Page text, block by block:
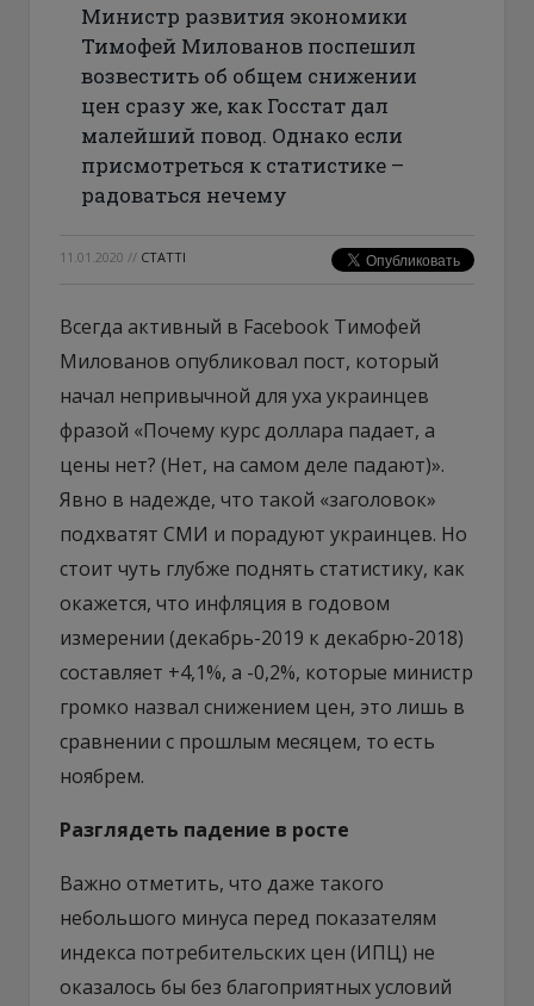
Министр развития экономики
Тимофей Милованов поспешил
возвестить об общем снижении
цен сразу же, как Госстат дал
малейший повод. Однако если
присмотреться к статистике –
радоваться нечему
11.01.2020 // СТАТТІ
Всегда активный в Facebook Тимофей
Милованов опубликовал пост, который
начал непривычной для уха украинцев
фразой «Почему курс доллара падает, а
цены нет? (Нет, на самом деле падают)».
Явно в надежде, что такой «заголовок»
подхватят СМИ и порадуют украинцев. Но
стоит чуть глубже поднять статистику, как
окажется, что инфляция в годовом
измерении (декабрь-2019 к декабрю-2018)
составляет +4,1%, а -0,2%, которые министр
громко назвал снижением цен, это лишь в
сравнении с прошлым месяцем, то есть
ноябрем.
Разглядеть падение в росте
Важно отметить, что даже такого
небольшого минуса перед показателям
индекса потребительских цен (ИПЦ) не
оказалось бы без благоприятных условий